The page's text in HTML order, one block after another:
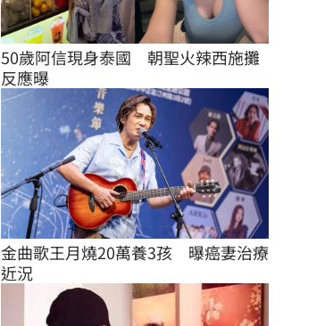
50歲阿信現身泰國　朝聖火辣西施攤
反應曝
金曲歌王月燒20萬養3孩　曝癌妻治療
近況